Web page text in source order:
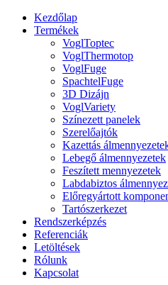
Kezdőlap
Termékek
VoglToptec
VoglThermotop
VoglFuge
SpachtelFuge
3D Dizájn
VoglVariety
Színezett panelek
Szerelőajtók
Kazettás
Lebegő álmennyezetek
Feszített mennyezetek
Labdabiztos
Előregyártott
Tartószerkezet
Rendszerképzés
Referenciák
Letöltések
Rólunk
Kapcsolat